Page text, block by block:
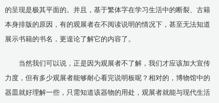
的呈现是极其平面的。并且，基于繁体字在学习生活中的断裂、古籍
本身排版的原因，有的观展者在不阅读说明的情况下，甚至无法知道
展示书籍的书名，更遑论了解它的内容了。
当然我们可以说，正是因为观展者不了解，我们才应该加大宣传
力度，但有多少观展者能够耐心看完说明板呢？相对的，博物馆中的
器皿就好理解一些，只需知道该器物的用处，观展者就能与现代生活